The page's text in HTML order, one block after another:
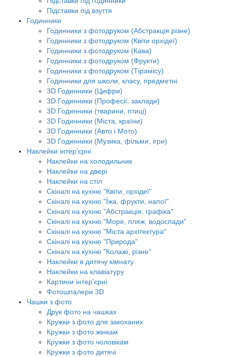
Підставки під взуття
Годинники
Годинники з фотодруком (Абстракція різне)
Годинники з фотодруком (Квіти орхідеї)
Годинники з фотодруком (Кава)
Годинники з фотодруком (Фрукти)
Годинники з фотодруком (Тірамісу)
Годинники для школи, класу, предметні
3D Годинники (Цифри)
3D Годинники (Професії, заклади)
3D Годинники (тварини, птиці)
3D Годинники (Міста, країни)
3D Годинники (Авто і Мото)
3D Годинники (Музика, фільми, ігри)
Наклейки інтер'єрні
Наклейки на холодильник
Наклейки на двері
Наклейки на стіл
Скіналі на кухню "Квіти, орхідеї"
Скіналі на кухню "Їжа, фрукти, напої"
Скіналі на кухню "Абстракція, графіка"
Скіналі на кухню "Море, пляж, водоспади"
Скіналі на кухню "Міста архітектура"
Скіналі на кухню "Природа"
Скіналі на кухню "Колажі, різне"
Наклейки в дитячу кімнату
Наклейки на клавіатуру
Картини інтер'єрні
Фотошпалери 3D
Чашки з фото
Друк фото на чашках
Кружки з фото для закоханих
Кружки з фото жінкам
Кружки з фото чоловікам
Кружки з фото дитячі